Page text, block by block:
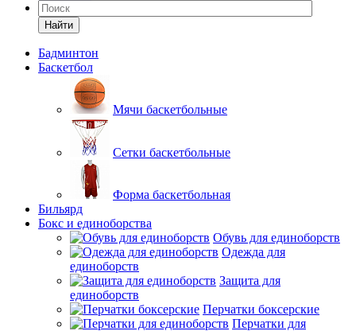
Найти
Бадминтон
Баскетбол
Мячи баскетбольные
Сетки баскетбольные
Форма баскетбольная
Бильярд
Бокс и единоборства
Обувь для единоборств
Одежда для
единоборств
Защита для
единоборств
Перчатки боксерские
Перчатки для